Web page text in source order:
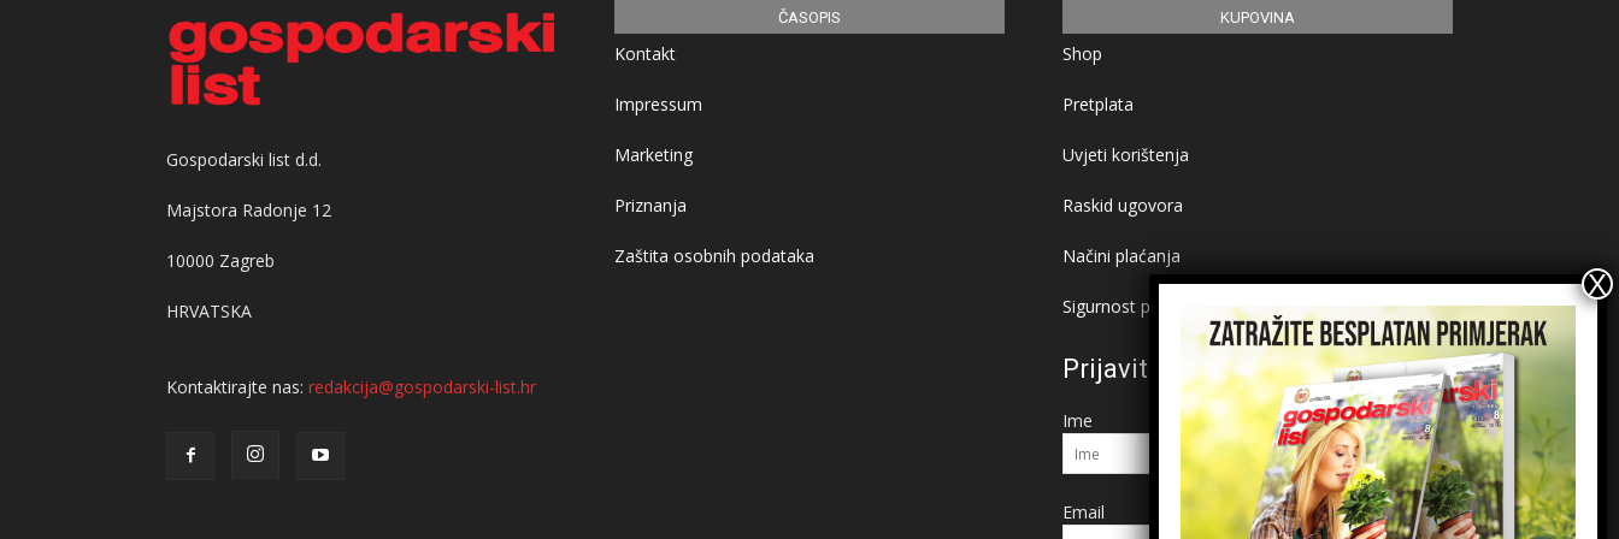
Gospodarski list d.d.
Majstora Radonje 12
10000 Zagreb
HRVATSKA
Kontaktirajte nas: redakcija@gospodarski-list.hr
ČASOPIS
Kontakt
Impressum
Marketing
Priznanja
Zaštita osobnih podataka
KUPOVINA
Shop
Pretplata
Uvjeti korištenja
Raskid ugovora
Načini plaćanja
Sigurnost plaćanja
Prijavite se na newsletter
Ime
Email